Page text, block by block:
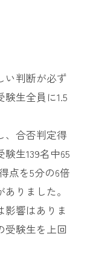
い判断が必ず
生全員に1.5
、合否判定得
生139名中65
点を5分の6倍
りました。
影響はありま
受験生を上回